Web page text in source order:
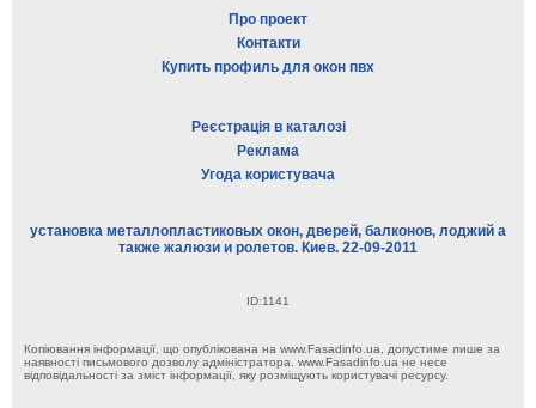
Про проект
Контакти
Купить профиль для окон пвх
Реєстрація в каталозі
Реклама
Угода користувача
установка металлопластиковых окон, дверей, балконов, лоджий а
также жалюзи и ролетов. Киев. 22-09-2011
ID:1141
Копіювання інформації, що опублікована на www.Fasadinfo.ua, допустиме лише за
наявності письмового дозволу адміністратора. www.Fasadinfo.ua не несе
відповідальності за зміст інформації, яку розміщують користувачі ресурсу.